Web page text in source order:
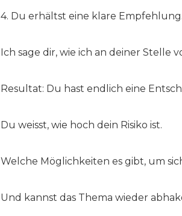
4. Du erhältst eine klare Empfehlung.
Ich sage dir, wie ich an deiner Stelle
Resultat: Du hast endlich eine
Du weisst, wie hoch dein Risiko ist.
Welche Möglichkeiten es gibt, um
Und kannst das Thema wieder